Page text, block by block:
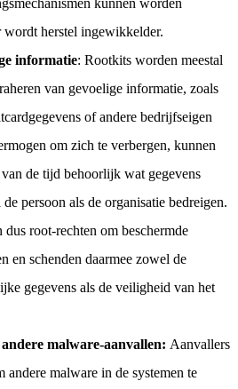
kunnen worden
herstel ingewikkelder.
informatie: Rootkits worden meestal
van gevoelige informatie, zoals
of andere bedrijfseigen
om zich te verbergen, kunnen
de tijd behoorlijk wat gegevens
persoon als de organisatie bedreigen.
root-rechten om beschermde
en schenden daarmee zowel de
gegevens als de veiligheid van het
malware-aanvallen: Aanvallers
andere malware in de systemen te